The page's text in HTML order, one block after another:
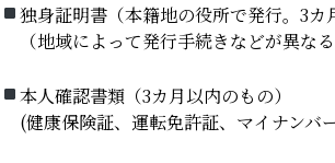
独身証明書（本籍地の役所で発行。3カ
（地域によって発行手続きなどが異な
本人確認書類（3カ月以内のもの）
(健康保険証、運転免許証、マイナンバ